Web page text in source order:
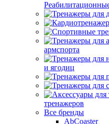
армспорта
и ягодиц
тренажеров
Все бренды
AbCoaster